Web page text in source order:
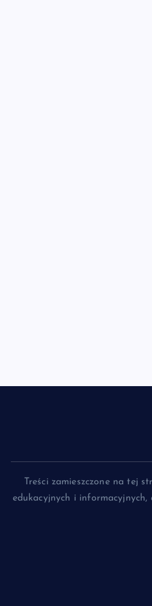
Treści zamieszczone na tej
edukacyjnych i